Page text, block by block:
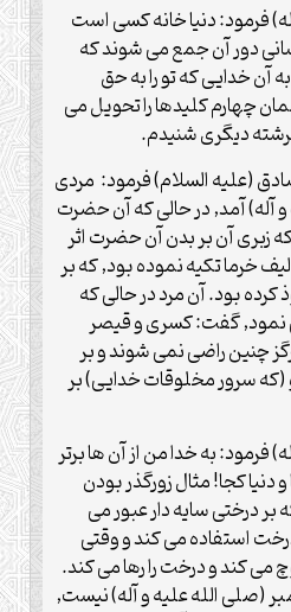
فرمود: دنيا خانه كسى است
دور آن جمع مى شوند كه
آن خدايى كه تو را به حق
چهارم كليدها را تحويل مى
ديگرى شنيدم.
(علیه السلام) فرمود: مردى
و آله) آمد, در حالى كه آن حضرت
آن بر بدن آن حضرت اثر
خرما تكيه نموده بود, كه بر
بود. آن مرد در حالى كه
نمود, گفت: كسرى و قيصر
چنين راضى نمى شوند و بر
(كه سرور مخلوقات خدايى) بر
فرمود: به خدا من از آن ها برتر
كجا! مثال زورگذر بودن
درختى سايه دار عبور مى
استفاده مى كند و وقتى
مى كند و درخت را رها مى كند.
(صلی الله علیه و آله) نيست,